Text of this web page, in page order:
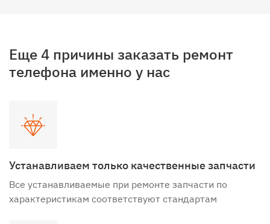
Еще 4 причины заказать ремонт
телефона именно у нас
Устанавливаем только качественные запчасти
Все устанавливаемые при ремонте запчасти по
характеристикам соответствуют стандартам